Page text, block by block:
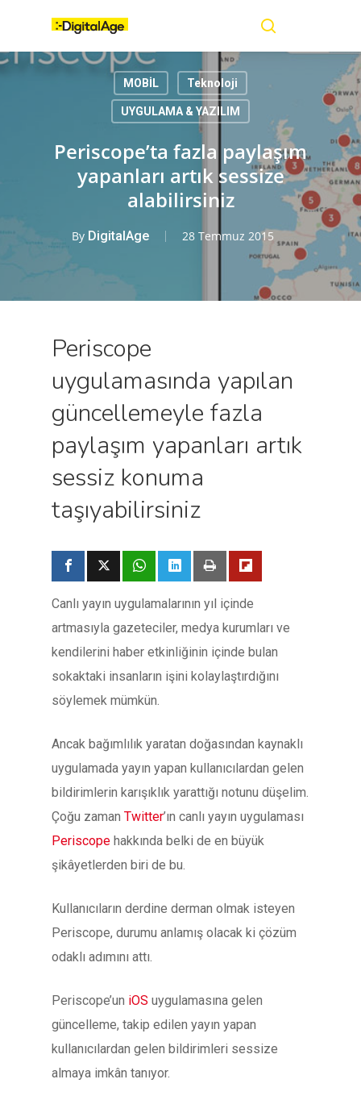
content
MOBİL Teknoloji
UYGULAMA & YAZILIM
Periscope’ta fazla paylaşım
yapanları artık sessize
alabilirsiniz
By DigitalAge 28 Temmuz 2015
Periscope
uygulamasında yapılan
güncellemeyle fazla
paylaşım yapanları artık
sessiz konuma
taşıyabilirsiniz
Canlı yayın uygulamalarının yıl içinde
artmasıyla gazeteciler, medya kurumları ve
kendilerini haber etkinliğinin içinde bulan
sokaktaki insanların işini kolaylaştırdığını
söylemek mümkün.
Ancak bağımlılık yaratan doğasından kaynaklı
uygulamada yayın yapan kullanıcılardan gelen
bildirimlerin karışıklık yarattığı notunu düşelim.
Çoğu zaman Twitter’ın canlı yayın uygulaması
Periscope hakkında belki de en büyük
şikâyetlerden biri de bu.
Kullanıcıların derdine derman olmak isteyen
Periscope, durumu anlamış olacak ki çözüm
odaklı adımını attı.
Periscope’un iOS uygulamasına gelen
güncelleme, takip edilen yayın yapan
kullanıcılardan gelen bildirimleri sessize
almaya imkân tanıyor.